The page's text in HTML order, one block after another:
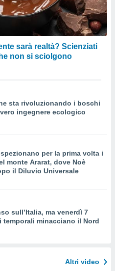
sarà realtà? Scienziati
non si sciolgono
sta rivoluzionando i boschi
ingegnere ecologico
per la prima volta i
monte Ararat, dove Noè
il Diluvio Universale
sull’Italia, ma venerdì 7
temporali minacciano il Nord
Altri video